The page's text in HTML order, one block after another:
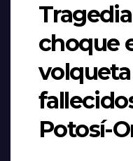
choque
Potosí-